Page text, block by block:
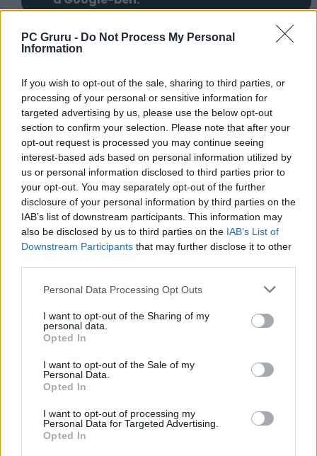
PC Gruru - Do Not Process My Personal
Information
If you wish to opt-out of the sale, sharing to third parties, or
processing of your personal or sensitive information for
targeted advertising by us, please use the below opt-out
section to confirm your selection. Please note that after your
opt-out request is processed you may continue seeing
interest-based ads based on personal information utilized by
us or personal information disclosed to third parties prior to
your opt-out. You may separately opt-out of the further
disclosure of your personal information by third parties on the
IAB’s list of downstream participants. This information may
also be disclosed by us to third parties on the IAB’s List of
Downstream Participants that may further disclose it to other
Personal Data Processing Opt Outs
I want to opt-out of the Sharing of my
personal data.
Opted In
I want to opt-out of the Sale of my
Personal Data.
Opted In
I want to opt-out of processing my
Personal Data for Targeted Advertising.
Opted In
KAPCSOLÓDÓ HÍREK
van egy nagy hiányossága PS5-ön
A fejlesztők figyelmeztetik a játékosokat,
hogy a Tomb Raider első három része ma
már nem PC
LEGFRISSEBB VIDEÓNK